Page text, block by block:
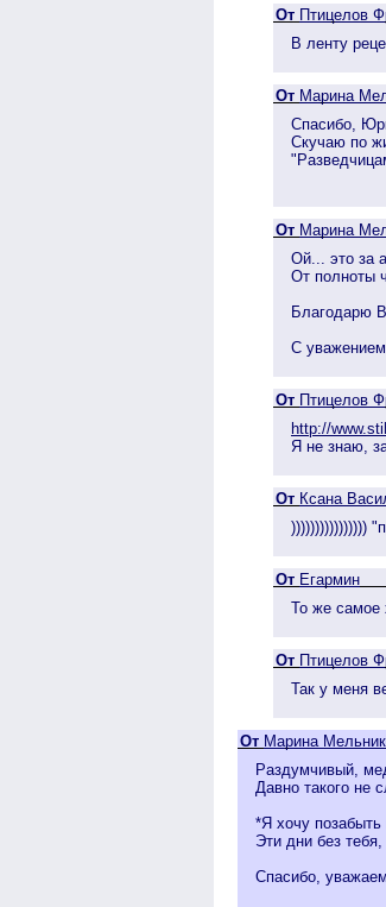
От Птицелов
В ленту
От Марина
Спасибо,
Скучаю по
От Марина
Ой... это за
От полноты
Благодарю
С
От Птицелов
http://
Я не знаю,
От Ксана
))))))))))))))))
От Егармин
То же самое
От Птицелов
Так у меня
От Марина
Раздумчивый,
Давно такого не
*Я хочу
Эти дни без
Спасибо,